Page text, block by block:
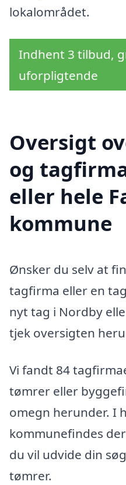
lokalområdet.
Indhent 3 tilbud,
uforpligtende
Oversigt
og
eller hele
kommune
Ønsker du selv at
tagfirma eller en
nyt tag i Nordby
tjek oversigten
Vi fandt 84
tømrer eller
omegn herunder. I
kommunefindes
du vil udvide din
tømrer.